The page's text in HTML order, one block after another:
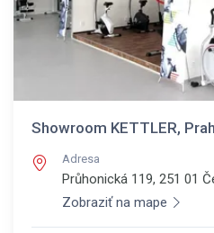
Showroom KETTLER,
Adresa
Průhonická 119, 251 01
Zobraziť na mape